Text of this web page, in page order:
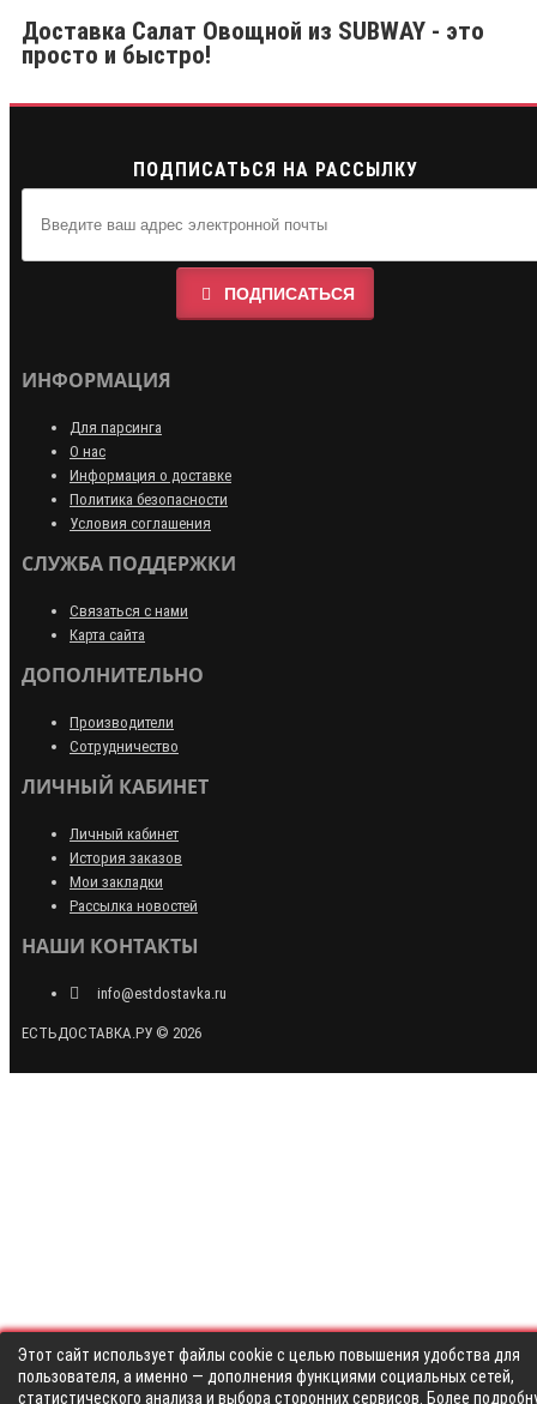
Доставка Салат Овощной из SUBWAY - это
просто и быстро!
ПОДПИСАТЬСЯ НА РАССЫЛКУ
ПОДПИСАТЬСЯ
ИНФОРМАЦИЯ
Для парсинга
О нас
Информация о доставке
Политика безопасности
Условия соглашения
СЛУЖБА ПОДДЕРЖКИ
Связаться с нами
Карта сайта
ДОПОЛНИТЕЛЬНО
Производители
Сотрудничество
ЛИЧНЫЙ КАБИНЕТ
Личный кабинет
История заказов
Мои закладки
Рассылка новостей
НАШИ КОНТАКТЫ
info@estdostavka.ru
ЕСТЬДОСТАВКА.РУ © 2026
Этот сайт использует файлы cookie с целью повышения удобства для
пользователя, а именно — дополнения функциями социальных сетей,
статистического анализа и выбора сторонних сервисов. Более